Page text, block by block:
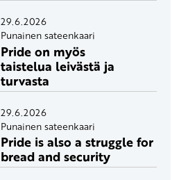
29.6.2026
Punainen sateenkaari
Pride on myös
taistelua leivästä ja
turvasta
29.6.2026
Punainen sateenkaari
Pride is also a struggle for
bread and security